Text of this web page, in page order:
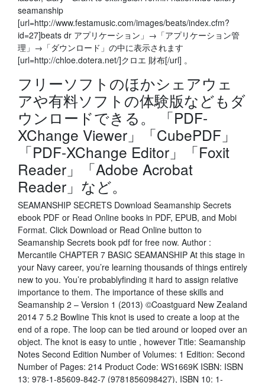
seamanship
[url=http://www.festamusic.com/images/beats/index.cfm?
id=27]beats dr アプリケーション」→「アプリケーション管
理」→「ダウンロード」の中に表示されます
[url=http://chloe.dotera.net/]クロエ 財布[/url] 。
フリーソフトのほかシェアウェ
アや有料ソフトの体験版などもダ
ウンロードできる。 「PDF-
XChange Viewer」「CubePDF」
「PDF-XChange Editor」「Foxit
Reader」「Adobe Acrobat
Reader」など。
SEAMANSHIP SECRETS Download Seamanship Secrets
ebook PDF or Read Online books in PDF, EPUB, and Mobi
Format. Click Download or Read Online button to
Seamanship Secrets book pdf for free now. Author :
Mercantile CHAPTER 7 BASIC SEAMANSHIP At this stage in
your Navy career, you’re learning thousands of things entirely
new to you. You’re probablyfinding it hard to assign relative
importance to them. The importance of these skills and
Seamanship 2 – Version 1 (2013) ©Coastguard New Zealand
2014 7 5.2 Bowline This knot is used to create a loop at the
end of a rope. The loop can be tied around or looped over an
object. The knot is easy to untie , however Title: Seamanship
Notes Second Edition Number of Volumes: 1 Edition: Second
Number of Pages: 214 Product Code: WS1669K ISBN: ISBN
13: 978-1-85609-842-7 (9781856098427), ISBN 10: 1-